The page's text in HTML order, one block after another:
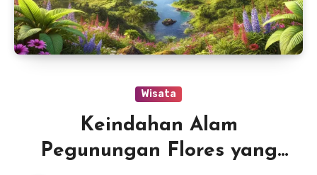
Wisata
Keindahan Alam
Pegunungan Flores yang